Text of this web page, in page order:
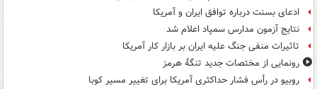
ادعای بسنت درباره توافق ایران و آمریکا
نتایج آزمون مدارس سمپاد اعلام شد
تاثیرات منفی جنگ علیه ایران بر بازار کار آمریکا
رونمایی از مختصات جدید تنگۀ هرمز
روبیو در رأس فشار حداکثری آمریکا برای تغییر مسیر کوبا